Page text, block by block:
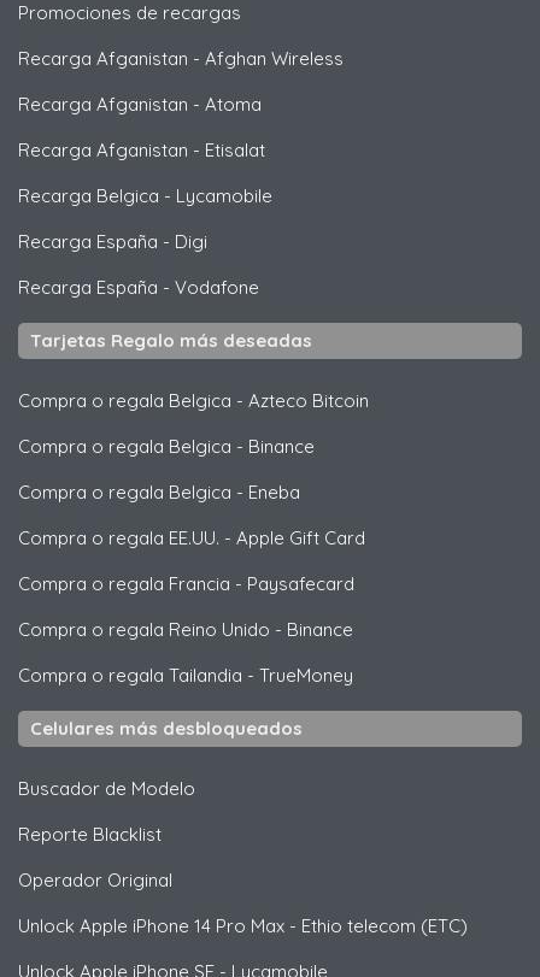
Promociones de recargas
Recarga Afganistan - Afghan Wireless
Recarga Afganistan - Atoma
Recarga Afganistan - Etisalat
Recarga Belgica - Lycamobile
Recarga España - Digi
Recarga España - Vodafone
Tarjetas Regalo más deseadas
Compra o regala Belgica - Azteco Bitcoin
Compra o regala Belgica - Binance
Compra o regala Belgica - Eneba
Compra o regala EE.UU. - Apple Gift Card
Compra o regala Francia - Paysafecard
Compra o regala Reino Unido - Binance
Compra o regala Tailandia - TrueMoney
Celulares más desbloqueados
Buscador de Modelo
Reporte Blacklist
Operador Original
Unlock Apple iPhone 14 Pro Max - Ethio telecom (ETC)
Unlock Apple iPhone SE - Lycamobile